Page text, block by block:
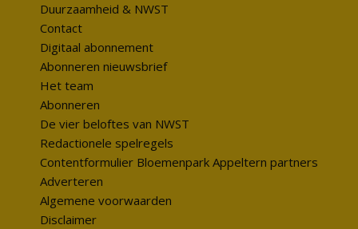
Duurzaamheid & NWST
Contact
Digitaal abonnement
Abonneren nieuwsbrief
Het team
Abonneren
De vier beloftes van NWST
Redactionele spelregels
Contentformulier Bloemenpark Appeltern partners
Adverteren
Algemene voorwaarden
Disclaimer